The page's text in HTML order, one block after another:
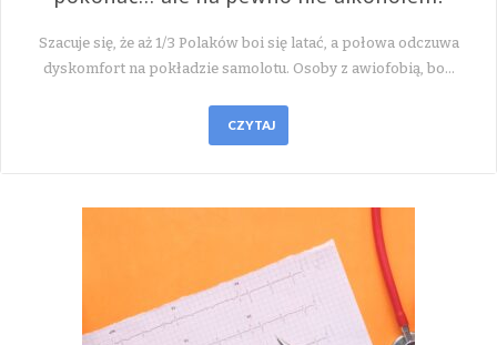
Szacuje się, że aż 1/3 Polaków boi się latać, a połowa odczuwa
dyskomfort na pokładzie samolotu. Osoby z awiofobią, bo…
CZYTAJ